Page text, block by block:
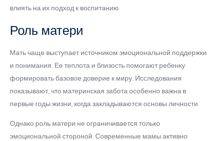
влиять на их подход к воспитанию.
Роль матери
Мать чаще выступает источником эмоциональной поддержки
и понимания. Ее теплота и близость помогают ребенку
формировать базовое доверие к миру. Исследования
показывают, что материнская забота особенно важна в
первые годы жизни, когда закладываются основы личности.
Однако роль матери не ограничивается только
эмоциональной стороной. Современные мамы активно